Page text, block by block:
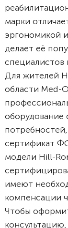
марки
эргономикой
делает её
специалистов
Для жителей
области Med-
оборудование
сертификат
модели Hill-
имеют
компенсации
Чтобы
консультацию,